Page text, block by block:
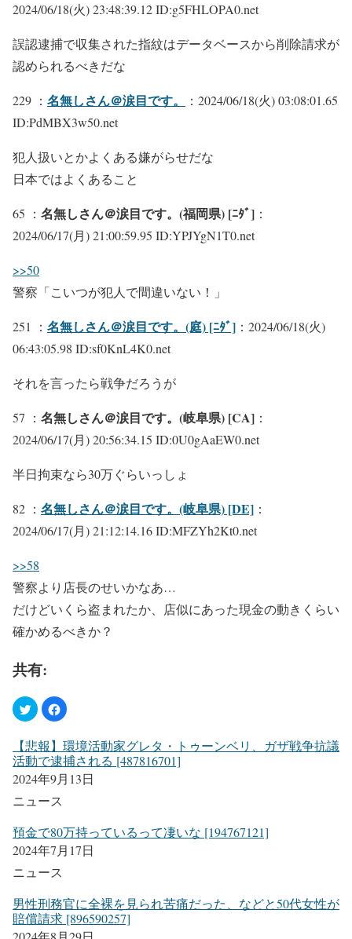
2024/06/18(火) 23:48:39.12 ID:g5FHLOPA0.net
誤認逮捕で収集された指紋はデータベースから削除請求が
認められるべきだな
229 ： 名無しさん＠涙目です。
：2024/06/18(火) 03:08:01.65
ID:PdMBX3w50.net
犯人扱いとかよくある嫌がらせだな
日本ではよくあること
65 ： 名無しさん＠涙目です。(福岡県) [ﾆﾀﾞ] ：
2024/06/17(月) 21:00:59.95 ID:YPJYgN1T0.net
>>50
警察「こいつが犯人で間違いない！」
251 ： 名無しさん＠涙目です。(庭) [ﾆﾀﾞ] ：2024/06/18(火)
06:43:05.98 ID:sf0KnL4K0.net
それを言ったら戦争だろうが
57 ： 名無しさん＠涙目です。(岐阜県) [CA] ：
2024/06/17(月) 20:56:34.15 ID:0U0gAaEW0.net
半日拘束なら30万ぐらいっしょ
82 ： 名無しさん＠涙目です。(岐阜県) [DE] ：
2024/06/17(月) 21:12:14.16 ID:MFZYh2Kt0.net
>>58
警察より店長のせいかなあ…
だけどいくら盗まれたか、店似にあった現金の動きくらい
確かめるべきか？
共有:
【悲報】環境活動家グレタ・トゥーンベリ、ガザ戦争抗議
活動で逮捕される [487816701]
2024年9月13日
ニュース
預金で80万持っているって凄いな [194767121]
2024年7月17日
ニュース
男性刑務官に全裸を見られ苦痛だった、などと50代女性が
賠償請求 [896590257]